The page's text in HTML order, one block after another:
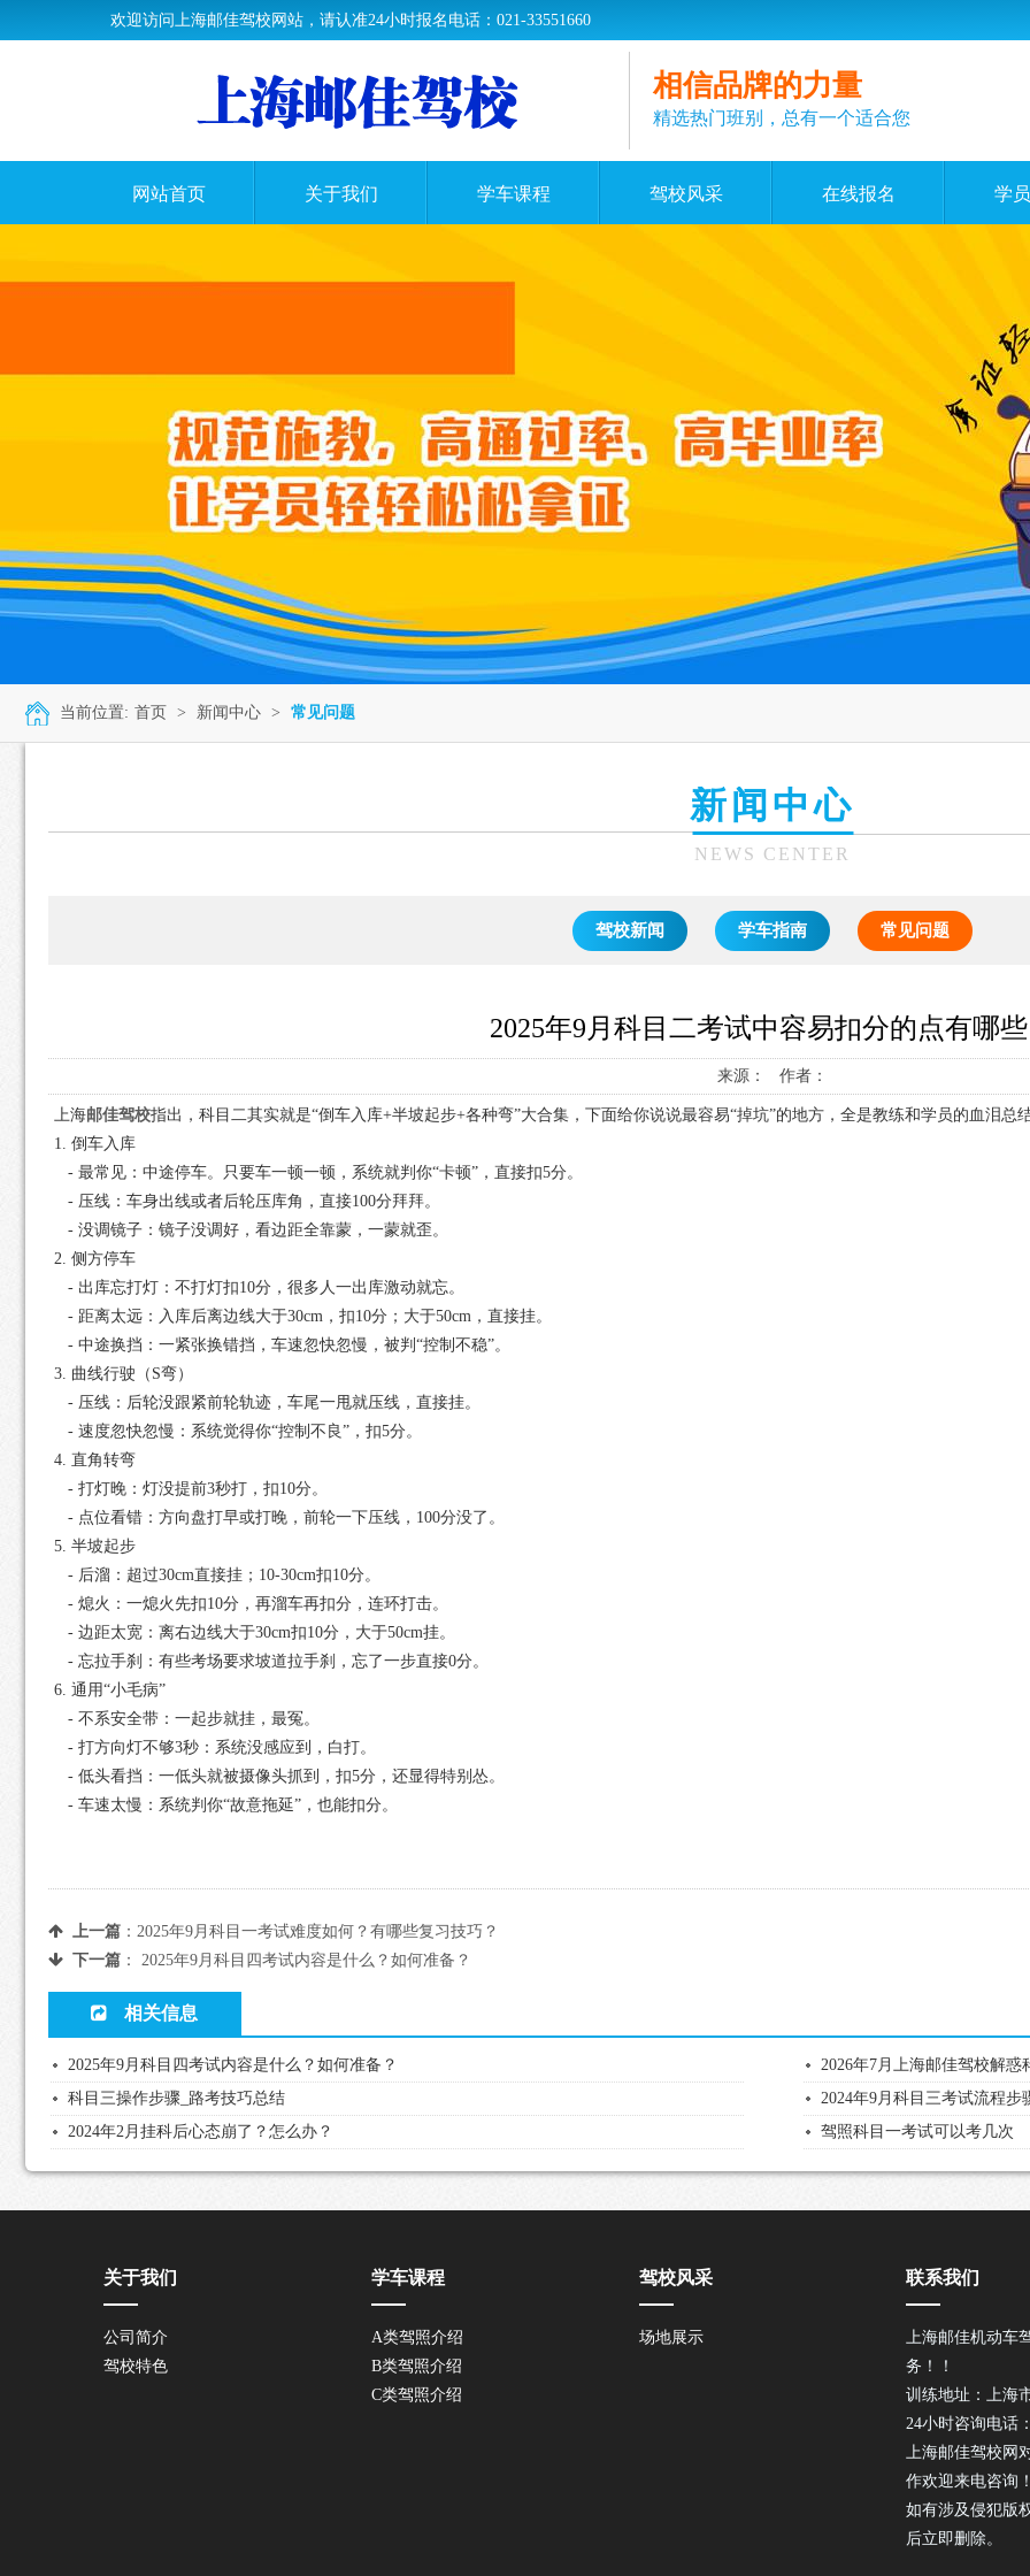
欢迎访问上海邮佳驾校网站，请认准24小时报名电话：021-33551660
相信品牌的力量
精选热门班别，总有一个适合您
网站首页 关于我们 学车课程 驾校风采 在线报名 学
当前位置: 首页 > 新闻中心 > 常见问题
新闻中心
NEWS CENTER
驾校新闻 学车指南 常见问题
2025年9月科目二考试中容易扣分的点有哪
来源： 作者：
上海邮佳驾校指出，科目二其实就是“倒车入库+半坡起步+各种弯”大合集，下面给你说说最容易“掉坑”的地方，全是教练和学员的血泪总
1. 倒车入库
‑ 最常见：中途停车。只要车一顿一顿，系统就判你“卡顿”，直接扣5分。
‑ 压线：车身出线或者后轮压库角，直接100分拜拜。
‑ 没调镜子：镜子没调好，看边距全靠蒙，一蒙就歪。
2. 侧方停车
‑ 出库忘打灯：不打灯扣10分，很多人一出库激动就忘。
‑ 距离太远：入库后离边线大于30cm，扣10分；大于50cm，直接挂。
‑ 中途换挡：一紧张换错挡，车速忽快忽慢，被判“控制不稳”。
3. 曲线行驶（S弯）
‑ 压线：后轮没跟紧前轮轨迹，车尾一甩就压线，直接挂。
‑ 速度忽快忽慢：系统觉得你“控制不良”，扣5分。
4. 直角转弯
‑ 打灯晚：灯没提前3秒打，扣10分。
‑ 点位看错：方向盘打早或打晚，前轮一下压线，100分没了。
5. 半坡起步
‑ 后溜：超过30cm直接挂；10-30cm扣10分。
‑ 熄火：一熄火先扣10分，再溜车再扣分，连环打击。
‑ 边距太宽：离右边线大于30cm扣10分，大于50cm挂。
‑ 忘拉手刹：有些考场要求坡道拉手刹，忘了一步直接0分。
6. 通用“小毛病”
‑ 不系安全带：一起步就挂，最冤。
‑ 打方向灯不够3秒：系统没感应到，白打。
‑ 低头看挡：一低头就被摄像头抓到，扣5分，还显得特别怂。
‑ 车速太慢：系统判你“故意拖延”，也能扣分。
上一篇： 2025年9月科目一考试难度如何？有哪些复习技巧？
下一篇： 2025年9月科目四考试内容是什么？如何准备？
相关信息
2025年9月科目四考试内容是什么？如何准备？
2026年7月上海邮佳驾校解
科目三操作步骤_路考技巧总结
2024年9月科目三考试流程步
2024年2月挂科后心态崩了？怎么办？
驾照科目一考试可以考几次
关于我们
公司简介
驾校特色
学车课程
A类驾照介绍
B类驾照介绍
C类驾照介绍
驾校风采
场地展示
联系我们
上海邮佳机动车
务！！
训练地址：上海
24小时咨询电话
上海邮佳驾校网
作欢迎来电咨询
如有涉及侵犯版
后立即删除。